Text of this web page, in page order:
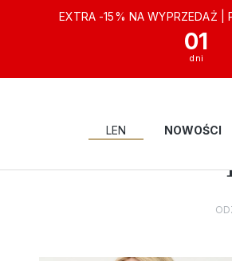
EXTRA -15% NA WYPRZEDAŻ |
01
LEN NOWOŚCI